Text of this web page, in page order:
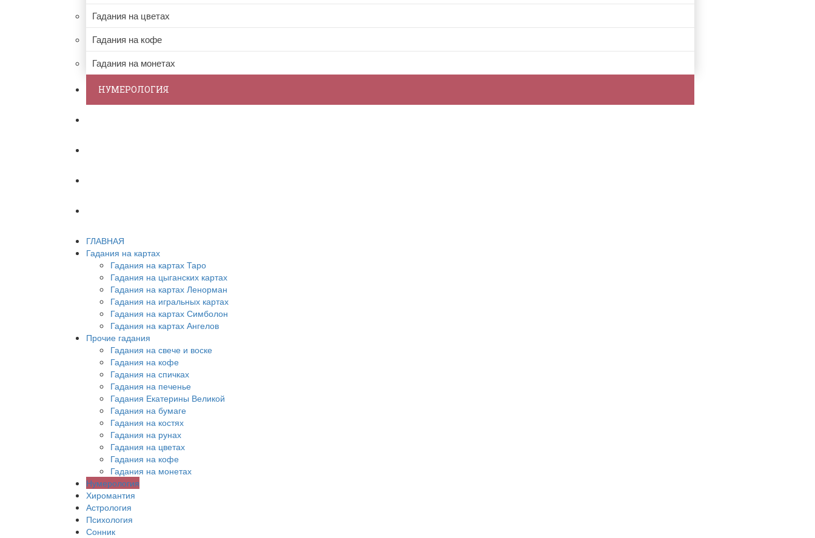
Гадания на цветах
Гадания на кофе
Гадания на монетах
НУМЕРОЛОГИЯ
ГЛАВНАЯ
Гадания на картах
Гадания на картах Таро
Гадания на цыганских картах
Гадания на картах Ленорман
Гадания на игральных картах
Гадания на картах Симболон
Гадания на картах Ангелов
Прочие гадания
Гадания на свече и воске
Гадания на кофе
Гадания на спичках
Гадания на печенье
Гадания Екатерины Великой
Гадания на бумаге
Гадания на костях
Гадания на рунах
Гадания на цветах
Гадания на кофе
Гадания на монетах
Нумерология
Хиромантия
Астрология
Психология
Сонник